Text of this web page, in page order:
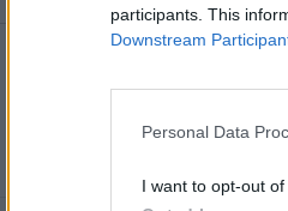
participants. This
Downstream
Personal Data
I want to opt-out